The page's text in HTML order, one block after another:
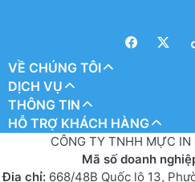
VỀ CHÚNG TÔI
DỊCH VỤ
THÔNG TIN
HỖ TRỢ KHÁCH HÀNG
CÔNG TY TNHH MỰC IN
Mã số doanh
Địa chỉ: 668/48B Quốc lộ 13,